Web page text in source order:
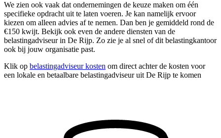
We zien ook vaak dat ondernemingen de keuze maken om één
specifieke opdracht uit te laten voeren. Je kan namelijk ervoor
kiezen om alleen advies af te nemen. Dan ben je gemiddeld rond de
€150 kwijt. Bekijk ook even de andere diensten van de
belastingadviseur in De Rijp. Zo zie je al snel of dit belastingkantoor
ook bij jouw organisatie past.
Klik op belastingadviseur kosten om direct achter de kosten voor
een lokale en betaalbare belastingadviseur uit De Rijp te komen